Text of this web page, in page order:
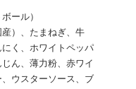
ール）
）、たまねぎ、牛
く、ホワイトペッパ
ん、薄力粉、赤ワイ
ウスターソース、ブ